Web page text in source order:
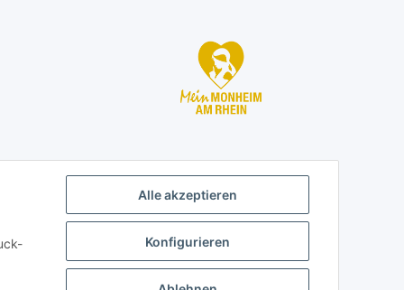
Alle akzeptieren
Konfigurieren